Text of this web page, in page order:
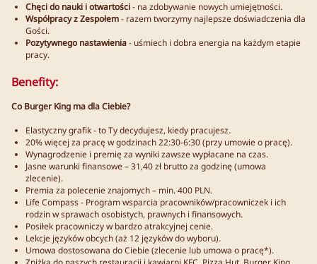
Chęci do nauki i otwartości- na zdobywanie nowych umiejętności.
Współpracy z Zespołem- razem tworzymy najlepsze doświadczenia dla
Gości.
Pozytywnego nastawienia- uśmiech i dobra energia na każdym etapie
pracy.
Benefity:
Co Burger King ma dla Ciebie?
Elastyczny grafik - to Ty decydujesz, kiedy pracujesz.
20% więcej za pracę w godzinach 22:30-6:30 (przy umowie o pracę).
Wynagrodzenie i premię za wyniki zawsze wypłacane na czas.
Jasne warunki finansowe – 31,40 zł brutto za godzinę (umowa
zlecenie).
Premia za polecenie znajomych – min. 400 PLN.
Life Compass - Program wsparcia pracowników/pracowniczek i ich
rodzin w sprawach osobistych, prawnych i finansowych.
Posiłek pracowniczy w bardzo atrakcyjnej cenie.
Lekcje języków obcych (aż 12 języków do wyboru).
Umowa dostosowana do Ciebie (zlecenie lub umowa o pracę*).